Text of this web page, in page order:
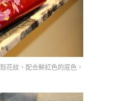
花紋，配合鮮紅色的底色，